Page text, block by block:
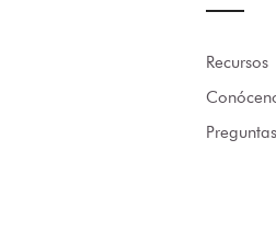
Recursos